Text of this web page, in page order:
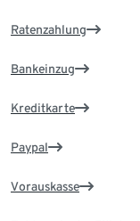
Ratenzahlung
Bankeinzug
Kreditkarte
Paypal
Vorauskasse